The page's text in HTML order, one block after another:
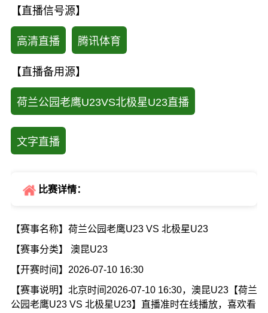
【直播信号源】
高清直播 腾讯体育
【直播备用源】
荷兰公园老鹰U23VS北极星U23直播
文字直播
比赛详情：
【赛事名称】荷兰公园老鹰U23 VS 北极星U23
【赛事分类】 澳昆U23
【开赛时间】2026-07-10 16:30
【赛事说明】北京时间2026-07-10 16:30，澳昆U23【荷兰
公园老鹰U23 VS 北极星U23】直播准时在线播放，喜欢看